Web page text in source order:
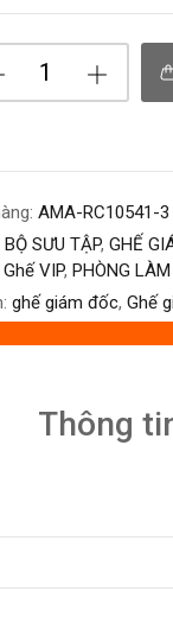
AMA-RC10541-3
BỘ SƯU TẬP, GHẾ
Ghế VIP, PHÒNG
ghế giám đốc, Ghế
Thông